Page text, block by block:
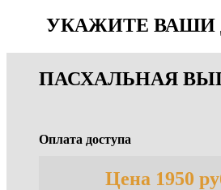
УКАЖИТЕ ВАШИ
ПАСХАЛЬНАЯ
Оплата доступа
Цена 1950